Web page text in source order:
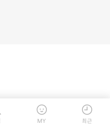
MY 최근